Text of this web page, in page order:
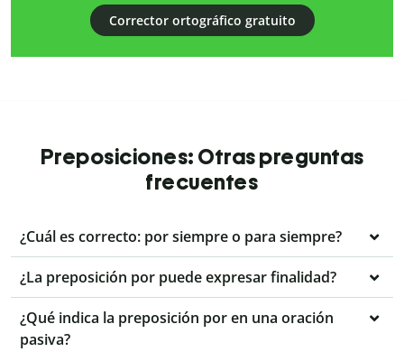
Corrector ortográfico gratuito
Preposiciones: Otras preguntas
frecuentes
¿Cuál es correcto: por siempre o para siempre?
¿La preposición por puede expresar finalidad?
¿Qué indica la preposición por en una oración
pasiva?